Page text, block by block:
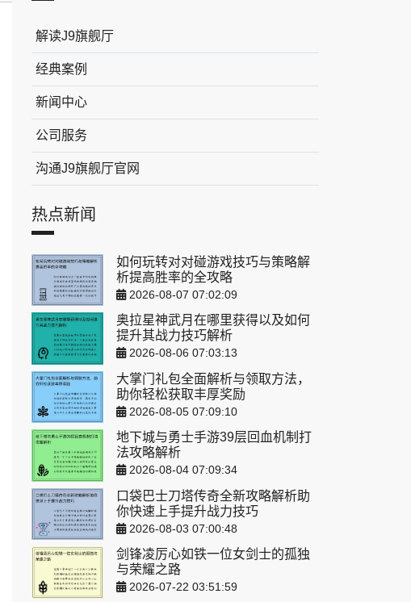
解读J9旗舰厅
经典案例
新闻中心
公司服务
沟通J9旗舰厅官网
热点新闻
如何玩转对对碰游戏技巧与策略解
析提高胜率的全攻略
2026-08-07 07:02:09
奥拉星神武月在哪里获得以及如何
提升其战力技巧解析
2026-08-06 07:03:13
大掌门礼包全面解析与领取方法，
助你轻松获取丰厚奖励
2026-08-05 07:09:10
地下城与勇士手游39层回血机制打
法攻略解析
2026-08-04 07:09:34
口袋巴士刀塔传奇全新攻略解析助
你快速上手提升战力技巧
2026-08-03 07:00:48
剑锋凌厉心如铁一位女剑士的孤独
与荣耀之路
2026-07-22 03:51:59